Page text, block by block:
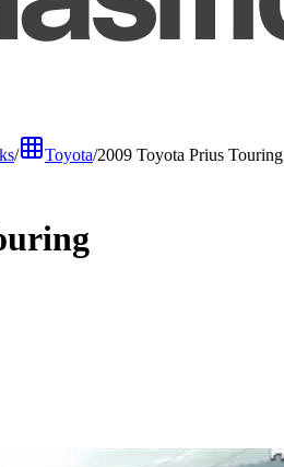
/ Toyota/2009 Toyota Prius Touring